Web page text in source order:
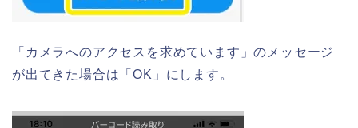
「カメラへのアクセスを求めています」のメッセージ
が出てきた場合は「OK」にします。